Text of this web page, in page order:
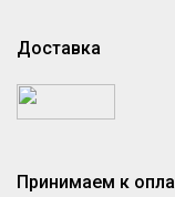
Доставка
Принимаем к